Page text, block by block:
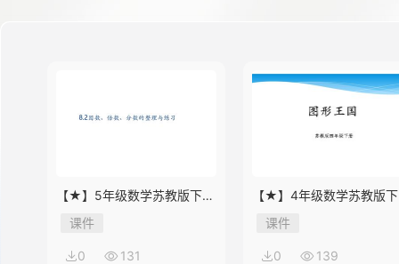
【★】5年级数学苏教版下册
课件第8单元《单元复习》
课件
0 131
【★】4年级数学苏教版
课件第9单元《单元复习》
课件
0 139